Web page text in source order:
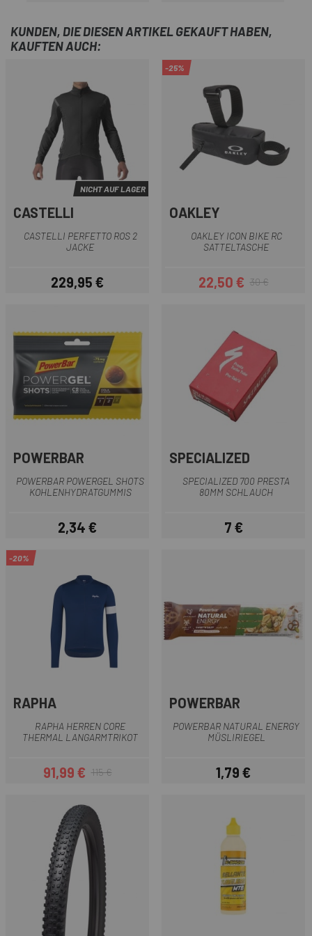
KUNDEN, DIE DIESEN ARTIKEL GEKAUFT HABEN,
KAUFTEN AUCH:
NICHT AUF LAGER
CASTELLI
CASTELLI PERFETTO ROS 2
JACKE
Preis
229,95 €
-25%
OAKLEY
OAKLEY ICON BIKE RC
SATTELTASCHE
Preis
22,50 €Regulärer Preis
30 €
POWERBAR
POWERBAR POWERGEL SHOTS
KOHLENHYDRATGUMMIS
Preis
2,34 €
SPECIALIZED
SPECIALIZED 700 PRESTA
80MM SCHLAUCH
Preis
7 €
-20%
RAPHA
RAPHA HERREN CORE
THERMAL LANGARMTRIKOT
Preis
91,99 €Regulärer Preis
115 €
POWERBAR
POWERBAR NATURAL ENERGY
MÜSLIRIEGEL
Preis
1,79 €